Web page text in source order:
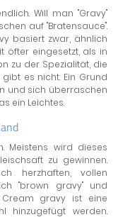
Will man "Gravy"
auf "Bratensauce".
basiert zwar, ähnlich
öfter eingesetzt, als in
zu der Spezialität, die
es nicht. Ein Grund
und sich überraschen
ein Leichtes.
Meistens wird dieses
zu gewinnen.
herzhaften, vollen
"brown gravy" und
gravy ist eine
hinzugefügt werden.